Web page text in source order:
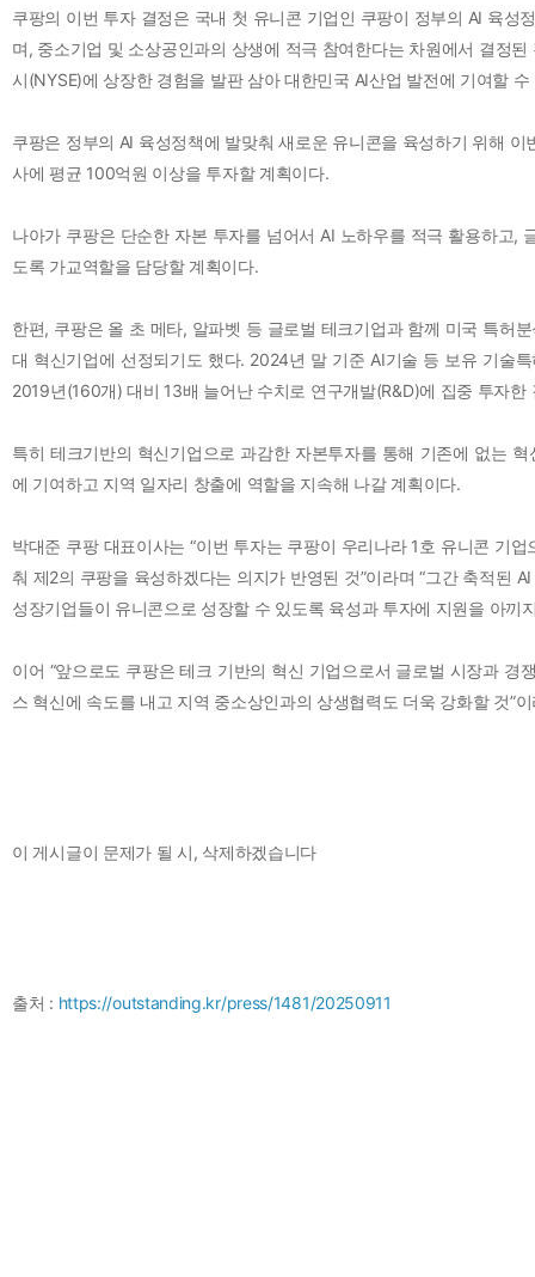
쿠팡의 이번 투자 결정은 국내 첫 유니콘 기업인 쿠팡이 정부의 AI 육성
며, 중소기업 및 소상공인과의 상생에 적극 참여한다는 차원에서 결정
시(NYSE)에 상장한 경험을 발판 삼아 대한민국 AI산업 발전에 기여할 수
쿠팡은 정부의 AI 육성정책에 발맞춰 새로운 유니콘을 육성하기 위해
사에 평균 100억원 이상을 투자할 계획이다.
나아가 쿠팡은 단순한 자본 투자를 넘어서 AI 노하우를 적극 활용하고,
도록 가교역할을 담당할 계획이다.
한편, 쿠팡은 올 초 메타, 알파벳 등 글로벌 테크기업과 함께 미국 특허
대 혁신기업에 선정되기도 했다. 2024년 말 기준 AI기술 등 보유 기술
2019년(160개) 대비 13배 늘어난 수치로 연구개발(R&D)에 집중 투자한
특히 테크기반의 혁신기업으로 과감한 자본투자를 통해 기존에 없는
에 기여하고 지역 일자리 창출에 역할을 지속해 나갈 계획이다.
박대준 쿠팡 대표이사는 “이번 투자는 쿠팡이 우리나라 1호 유니콘 기
춰 제2의 쿠팡을 육성하겠다는 의지가 반영된 것”이라며 “그간 축적된
성장기업들이 유니콘으로 성장할 수 있도록 육성과 투자에 지원을 아끼
이어 “앞으로도 쿠팡은 테크 기반의 혁신 기업으로서 글로벌 시장과 경
스 혁신에 속도를 내고 지역 중소상인과의 상생협력도 더욱 강화할 것”
이 게시글이 문제가 될 시, 삭제하겠습니다
출처 : https://outstanding.kr/press/1481/20250911